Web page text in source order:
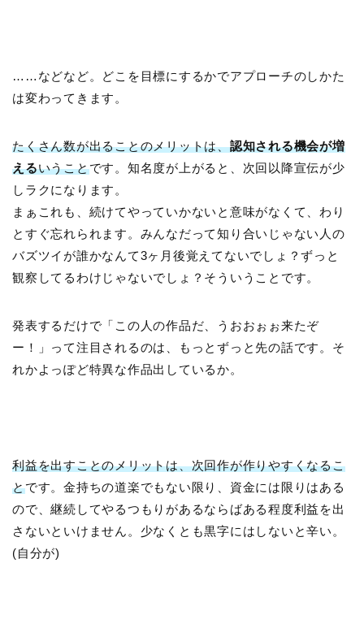
……などなど。どこを目標にするかでアプローチのしかた
は変わってきます。
たくさん数が出ることのメリットは、認知される機会が増
えるいうことです。知名度が上がると、次回以降宣伝が少
しラクになります。
まぁこれも、続けてやっていかないと意味がなくて、わり
とすぐ忘れられます。みんなだって知り合いじゃない人の
バズツイが誰かなんて3ヶ月後覚えてないでしょ？ずっと
観察してるわけじゃないでしょ？そういうことです。
発表するだけで「この人の作品だ、うおおぉぉ来たぞ
ー！」って注目されるのは、もっとずっと先の話です。そ
れかよっぽど特異な作品出しているか。
利益を出すことのメリットは、次回作が作りやすくなるこ
とです。金持ちの道楽でもない限り、資金には限りはある
ので、継続してやるつもりがあるならばある程度利益を出
さないといけません。少なくとも黒字にはしないと辛い。
(自分が)